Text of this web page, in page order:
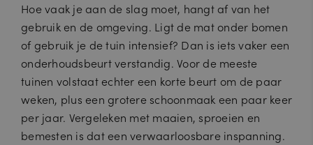
Hoe vaak je aan de slag moet, hangt af van het
gebruik en de omgeving. Ligt de mat onder bomen
of gebruik je de tuin intensief? Dan is iets vaker een
onderhoudsbeurt verstandig. Voor de meeste
tuinen volstaat echter een korte beurt om de paar
weken, plus een grotere schoonmaak een paar keer
per jaar. Vergeleken met maaien, sproeien en
bemesten is dat een verwaarloosbare inspanning.